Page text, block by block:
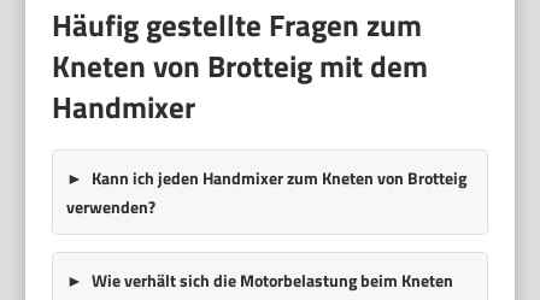
Häufig gestellte Fragen zum
Kneten von Brotteig mit dem
Handmixer
Kann ich jeden Handmixer zum Kneten von Brotteig
verwenden?
Wie verhält sich die Motorbelastung beim Kneten